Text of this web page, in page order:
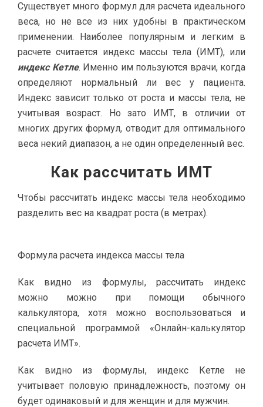
Существует много формул для расчета идеального
веса, но не все из них удобны в практическом
применении. Наиболее популярным и легким в
расчете считается индекс массы тела (ИМТ), или
индекс Кетле. Именно им пользуются врачи, когда
определяют нормальный ли вес у пациента.
Индекс зависит только от роста и массы тела, не
учитывая возраст. Но зато ИМТ, в отличии от
многих других формул, отводит для оптимального
веса некий диапазон, а не один определенный вес.
Как рассчитать ИМТ
Чтобы рассчитать индекс массы тела необходимо
разделить вес на квадрат роста (в метрах).
Формула расчета индекса массы тела
Как видно из формулы, рассчитать индекс
можно можно при помощи обычного
калькулятора, хотя можно воспользоваться и
специальной программой «Онлайн-калькулятор
расчета ИМТ».
Как видно из формулы, индекс Кетле не
учитывает половую принадлежность, поэтому он
будет одинаковый и для женщин и для мужчин.